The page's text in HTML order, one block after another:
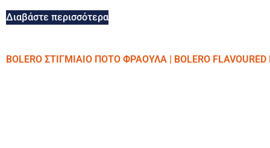
Διαβάστε περισσότερα
BOLERO ΣΤΙΓΜΙΑΙΟ ΠΟΤΟ ΦΡΑΟΥΛΑ | BOLERO FLAVOURED